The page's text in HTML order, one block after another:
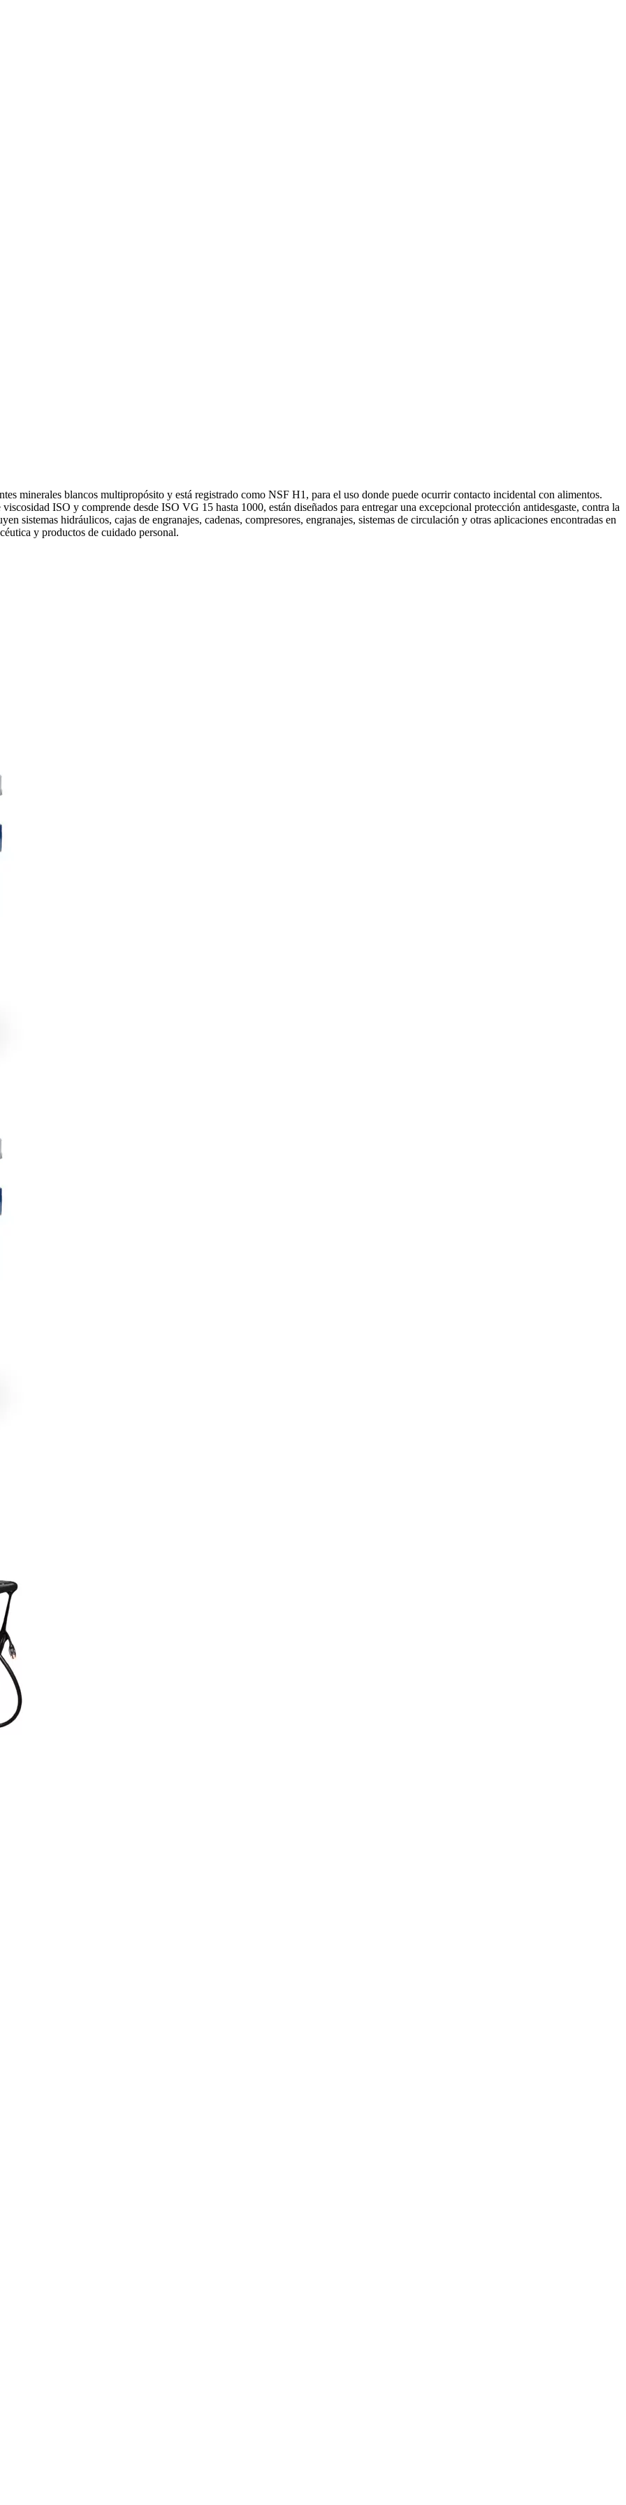
minerales blancos multipropósito y está registrado como NSF H1, para el uso donde puede ocurrir contacto incidental con alimentos.
ISO y comprende desde ISO VG 15 hasta 1000, están diseñados para entregar una excepcional protección antidesgaste, contra la
sistemas hidráulicos, cajas de engranajes, cadenas, compresores, engranajes, sistemas de circulación y otras aplicaciones encontradas en
y productos de cuidado personal.